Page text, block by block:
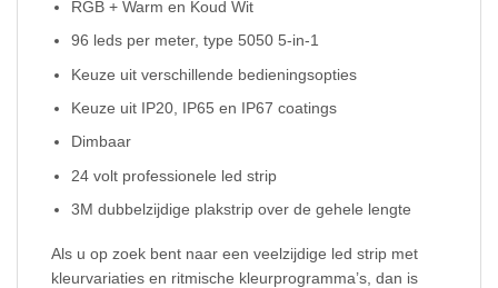
RGB + Warm en Koud Wit
96 leds per meter, type 5050 5-in-1
Keuze uit verschillende bedieningsopties
Keuze uit IP20, IP65 en IP67 coatings
Dimbaar
24 volt professionele led strip
3M dubbelzijdige plakstrip over de gehele lengte
Als u op zoek bent naar een veelzijdige led strip met
kleurvariaties en ritmische kleurprogramma’s, dan is